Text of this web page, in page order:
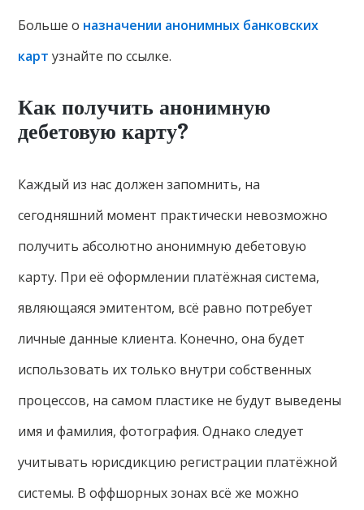
Больше о назначении анонимных банковских
карт узнайте по ссылке.
Как получить анонимную
дебетовую карту?
Каждый из нас должен запомнить, на
сегодняшний момент практически невозможно
получить абсолютно анонимную дебетовую
карту. При её оформлении платёжная система,
являющаяся эмитентом, всё равно потребует
личные данные клиента. Конечно, она будет
использовать их только внутри собственных
процессов, на самом пластике не будут выведены
имя и фамилия, фотография. Однако следует
учитывать юрисдикцию регистрации платёжной
системы. В оффшорных зонах всё же можно